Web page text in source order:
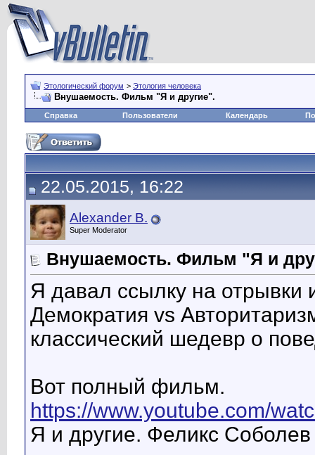
Этологический форум > Этология человека
Внушаемость. Фильм "Я и другие".
Справка Пользователи Календарь
22.05.2015, 16:22
Alexander B.
Super Moderator
Внушаемость. Фильм "Я и
Я давал ссылку на отрывки
Демократия vs
классический шедевр о
Вот полный фильм.
https://www.youtube.com/
Я и другие. Феликс Соболев